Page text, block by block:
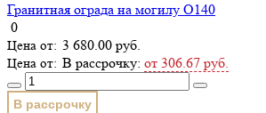
Гранитная ограда на могилу О140
0
3 680.00 руб.
В рассрочку: от 306.67 руб.
В рассрочку